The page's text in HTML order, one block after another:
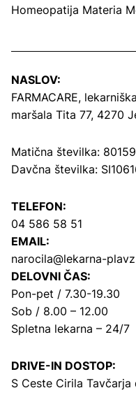
Homeopatija Materia
NASLOV:
FARMACARE,
maršala Tita 77, 4270
Matična številka:
Davčna številka:
TELEFON:
04 586 58 51
EMAIL:
narocila@lekarna-
DELOVNI ČAS:
Pon-pet / 7.30-19.30
Sob / 8.00 – 12.00
Spletna lekarna – 24/7
DRIVE-IN DOSTOP:
S Ceste Cirila Tavčarja